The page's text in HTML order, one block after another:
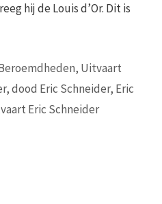
hij de Louis d’Or. Dit is
, Uitvaart
,dood Eric Schneider, Eric
Eric Schneider